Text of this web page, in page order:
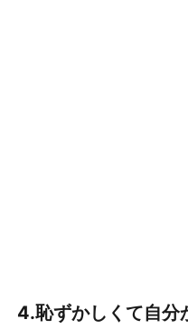
な
4.恥ずかしくて自分